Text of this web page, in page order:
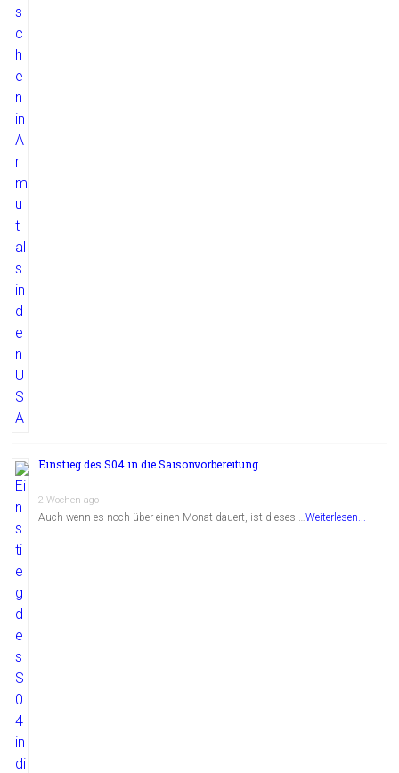
Einstieg des S04 in die Saisonvorbereitung
2 Wochen ago
Auch wenn es noch über einen Monat dauert, ist dieses …Weiterlesen...